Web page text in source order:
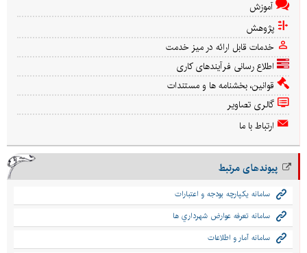
آموزش
پژوهش
خدمات قابل ارائه در میز خدمت
اطلاع رسانی فرآیندهای کاری
قوانین، بخشنامه ها و مستندات
گالری تصاویر
ارتباط با ما
پیوندهای مرتبط
سامانه يكپارچه بودجه و اعتبارات
سامانه تعرفه عوارض شهرداري ها
سامانه آمار و اطلاعات